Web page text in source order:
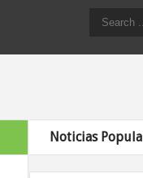
Noticias